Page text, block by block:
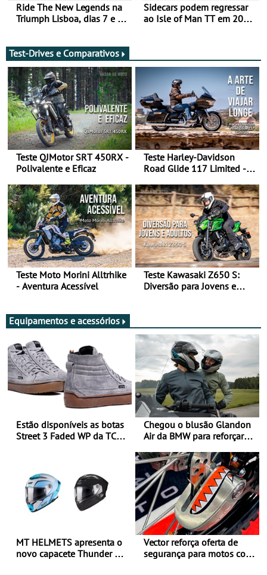
Ride The New Legends na
Triumph Lisboa, dias 7 e 8
Sidecars podem regressar
ao Isle of Man TT em 2027
Test-Drives e Comparativos
Teste QJMotor SRT 450RX -
Polivalente e Eficaz
Teste Harley-Davidson
Road Glide 117 Limited - A
Teste Moto Morini Alltrhike
- Aventura Acessível
Teste Kawasaki Z650 S:
Diversão para Jovens e
Equipamentos e acessórios
Estão disponíveis as botas
Street 3 Faded WP da TCX
Chegou o blusão Glandon
Air da BMW para reforçar
verão
MT HELMETS apresenta o
novo capacete Thunder 4 R
Vector reforça oferta de
segurança para motos com